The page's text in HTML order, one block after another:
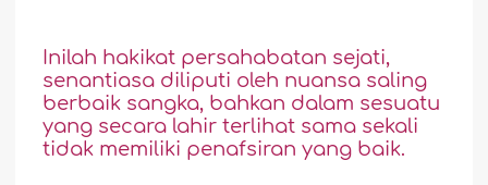
Inilah hakikat persahabatan sejati,
senantiasa diliputi oleh nuansa saling
berbaik sangka, bahkan dalam sesuatu
yang secara lahir terlihat sama sekali
tidak memiliki penafsiran yang baik.